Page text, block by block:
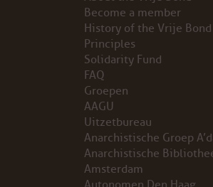
VB FRIESLAND
VB WEST-FRIESLAND
ZWARTE MUGGEN
WERKGROEP ARBEID
WERKGROEP PROPAGANDA
Become a member
History of the Vrije Bond
Principles
Solidarity Fund
FAQ
Groepen
AAGU
Uitzetbureau
Anarchistische Groep
Anarchistische
Amsterdam